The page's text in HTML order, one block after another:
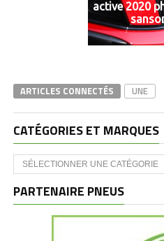
active 2020
ARTICLES CONNECTÉS UNE
CATÉGORIES ET MARQUES
Catégories
et
PARTENAIRE PNEUS